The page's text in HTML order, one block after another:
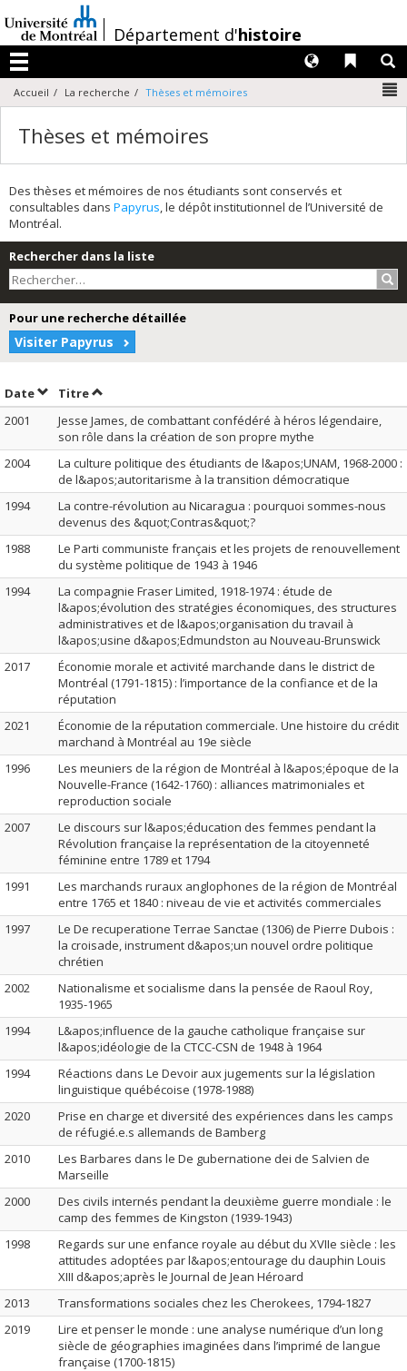
au
contenu
/Département d'histoire
Menu
Liens
Langues
Accueil La recherche Thèses et mémoires
Thèses et mémoires
Des thèses et mémoires de nos étudiants sont conservés et
consultables dans Papyrus, le dépôt institutionnel de l’Université de
Montréal.
Rechercher dans la liste
Pour une recherche détaillée
Visiter Papyrus
DateTrier par date en ordre croissant
TitreTrier par titre en ordre croissant
2001
Jesse James, de combattant confédéré à héros légendaire,
son rôle dans la création de son propre mythe
2004
La culture politique des étudiants de l&apos;UNAM, 1968-2000 :
de l&apos;autoritarisme à la transition démocratique
1994
La contre-révolution au Nicaragua : pourquoi sommes-nous
devenus des &quot;Contras&quot;?
1988
Le Parti communiste français et les projets de renouvellement
du système politique de 1943 à 1946
1994
La compagnie Fraser Limited, 1918-1974 : étude de
l&apos;évolution des stratégies économiques, des structures
administratives et de l&apos;organisation du travail à
l&apos;usine d&apos;Edmundston au Nouveau-Brunswick
2017
Économie morale et activité marchande dans le district de
Montréal (1791-1815) : l’importance de la confiance et de la
réputation
2021
Économie de la réputation commerciale. Une histoire du crédit
marchand à Montréal au 19e siècle
1996
Les meuniers de la région de Montréal à l&apos;époque de la
Nouvelle-France (1642-1760) : alliances matrimoniales et
reproduction sociale
2007
Le discours sur l&apos;éducation des femmes pendant la
Révolution française la représentation de la citoyenneté
féminine entre 1789 et 1794
1991
Les marchands ruraux anglophones de la région de Montréal
entre 1765 et 1840 : niveau de vie et activités commerciales
1997
Le De recuperatione Terrae Sanctae (1306) de Pierre Dubois :
la croisade, instrument d&apos;un nouvel ordre politique
chrétien
2002
Nationalisme et socialisme dans la pensée de Raoul Roy,
1935-1965
1994
L&apos;influence de la gauche catholique française sur
l&apos;idéologie de la CTCC-CSN de 1948 à 1964
1994
Réactions dans Le Devoir aux jugements sur la législation
linguistique québécoise (1978-1988)
2020
Prise en charge et diversité des expériences dans les camps
de réfugié.e.s allemands de Bamberg
2010
Les Barbares dans le De gubernatione dei de Salvien de
Marseille
2000
Des civils internés pendant la deuxième guerre mondiale : le
camp des femmes de Kingston (1939-1943)
1998
Regards sur une enfance royale au début du XVIIe siècle : les
attitudes adoptées par l&apos;entourage du dauphin Louis
XIII d&apos;après le Journal de Jean Héroard
2013
Transformations sociales chez les Cherokees, 1794-1827
2019
Lire et penser le monde : une analyse numérique d’un long
siècle de géographies imaginées dans l’imprimé de langue
française (1700-1815)